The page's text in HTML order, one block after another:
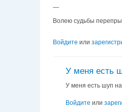
—
Волею судьбы
Войдите или
У меня есть
У меня есть шуп
Войдите или